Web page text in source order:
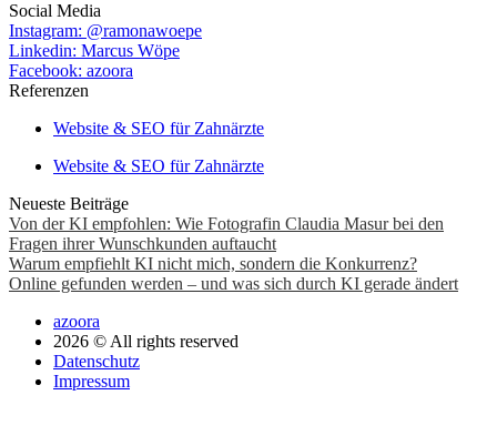
Social Media
Instagram: @ramonawoepe
Linkedin: Marcus Wöpe
Facebook: azoora
Referenzen
Website & SEO für Zahnärzte
Website & SEO für Zahnärzte
Neueste Beiträge
Von der KI empfohlen: Wie Fotografin Claudia Masur bei den
Fragen ihrer Wunschkunden auftaucht
Warum empfiehlt KI nicht mich, sondern die Konkurrenz?
Online gefunden werden – und was sich durch KI gerade ändert
azoora
2026 © All rights reserved
Datenschutz
Impressum